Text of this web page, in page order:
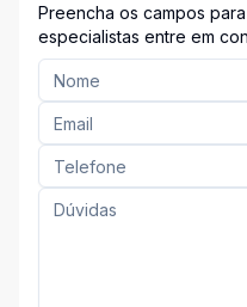
Preencha os campos
especialistas entre em